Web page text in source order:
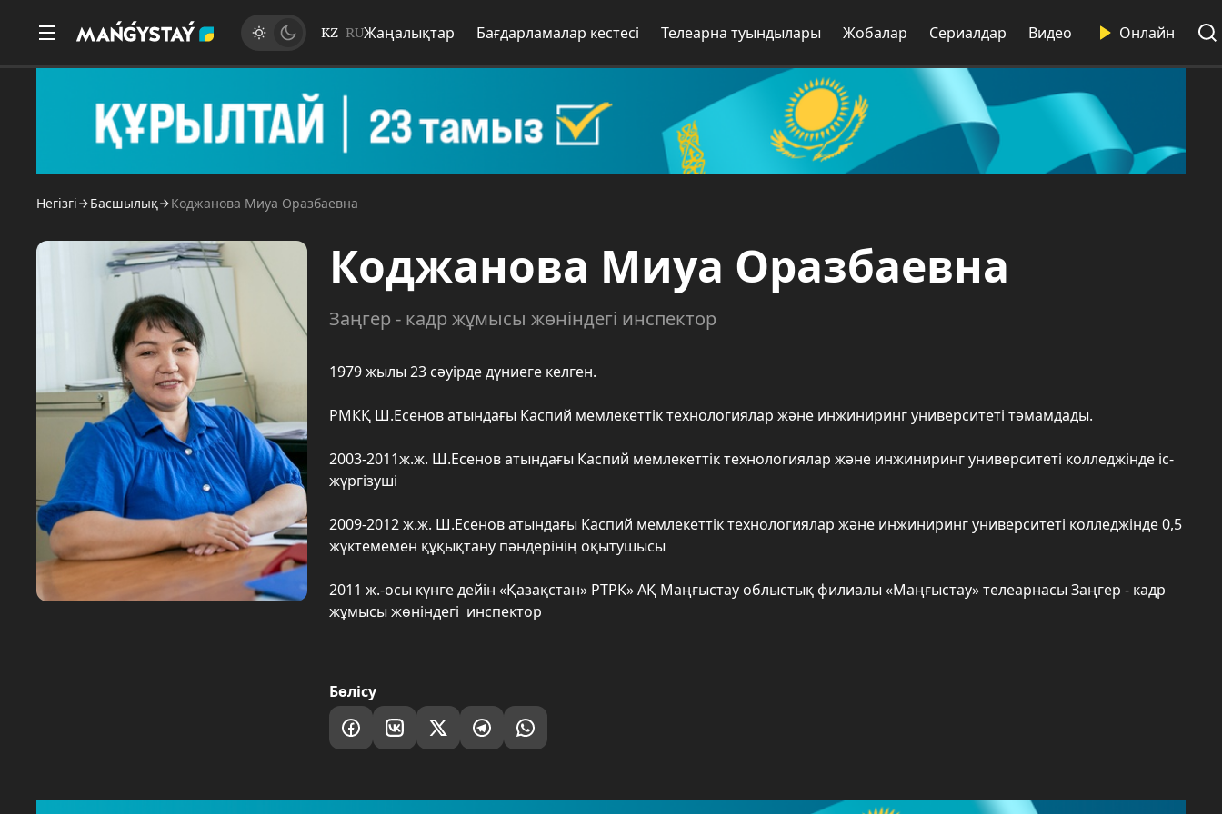
KZ RUЖаңалықтар Бағдарламалар кестесі Телеарна туындылары Жобалар Сериалдар Видео Онлайн
Негізгі Басшылық Коджанова Миуа Оразбаевна
Коджанова Миуа Оразбаевна
Заңгер - кадр жұмысы жөніндегі инспектор
1979 жылы 23 сәуірде дүниеге келген.
РМКҚ Ш.Есенов атындағы Каспий мемлекеттік технологиялар және инжиниринг университеті тәмамдады.
2003-2011ж.ж. Ш.Есенов атындағы Каспий мемлекеттік технологиялар және инжиниринг университеті колледжінде іс-
жүргізуші
2009-2012 ж.ж. Ш.Есенов атындағы Каспий мемлекеттік технологиялар және инжиниринг университеті колледжінде 0,5
жүктемемен құқықтану пәндерінің оқытушысы
2011 ж.-осы күнге дейін «Қазақстан» РТРК» АҚ Маңғыстау облыстық филиалы «Маңғыстау» телеарнасы Заңгер - кадр
жұмысы жөніндегі инспектор
Бөлісу